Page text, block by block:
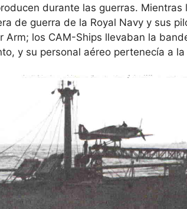
durante las guerras. Mientras
de guerra de la Royal Navy y sus
Arm; los CAM-Ships llevaban la
y su personal aéreo pertenecía a la